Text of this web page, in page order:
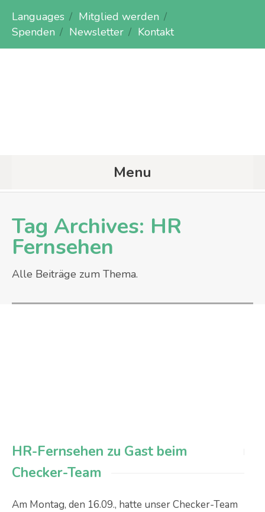
Languages
Mitglied werden
Spenden
Newsletter Kontakt
Menu
Tag Archives: HR
Fernsehen
Alle Beiträge zum Thema.
HR-Fernsehen zu Gast beim
Checker-Team
Am Montag, den 16.09., hatte unser Checker-Team